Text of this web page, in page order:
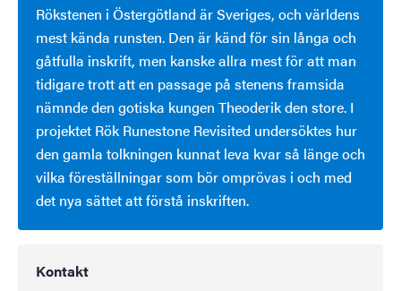
Rökstenen i Östergötland är Sveriges, och världens
mest kända runsten. Den är känd för sin långa och
gåtfulla inskrift, men kanske allra mest för att man
tidigare trott att en passage på stenens framsida
nämnde den gotiska kungen Theoderik den store. I
projektet Rök Runestone Revisited undersöktes hur
den gamla tolkningen kunnat leva kvar så länge och
vilka föreställningar som bör omprövas i och med
det nya sättet att förstå inskriften.
Kontakt